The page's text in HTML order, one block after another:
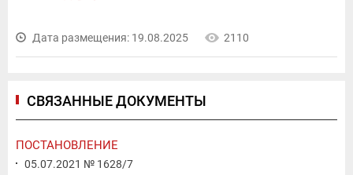
Дата размещения: 19.08.2025 2110
СВЯЗАННЫЕ ДОКУМЕНТЫ
ПОСТАНОВЛЕНИЕ
05.07.2021 № 1628/7